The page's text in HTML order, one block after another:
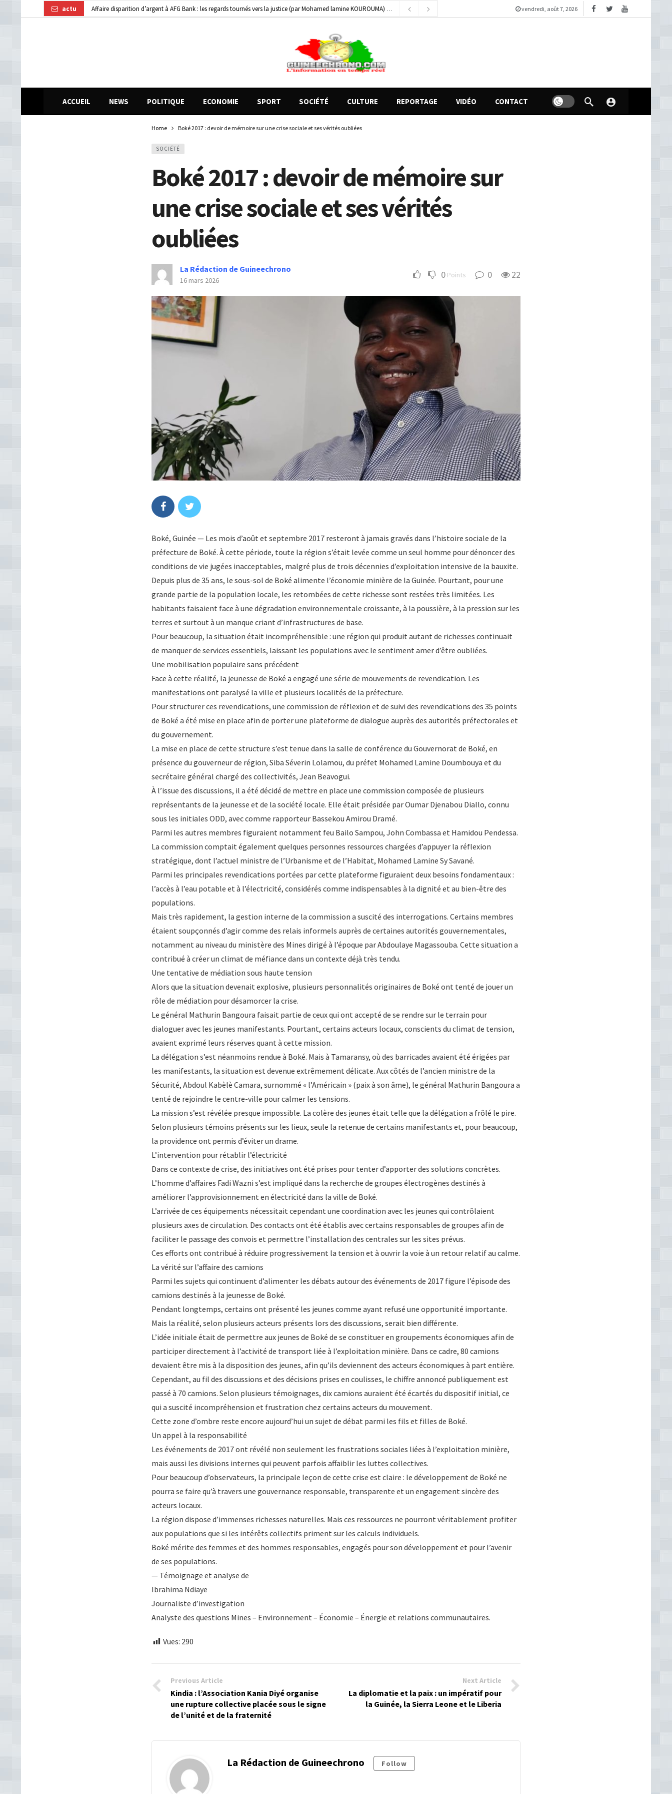
actu Affaire disparition d’argent à AFG Bank : les regards tournés vers la justice (par Mohamed lamine KOUROUMA)
4 heures ago
Kindia : huit personnes blessées dans une collision entre un véhicule léger et un camion
1 heure ago
vendredi, août 7, 2026
ACCUEIL NEWS POLITIQUE ECONOMIE SPORT SOCIÉTÉ CULTURE REPORTAGE VIDÉO CONTACT
Home Boké 2017 : devoir de mémoire sur une crise sociale et ses vérités oubliées
SOCIÉTÉ
Boké 2017 : devoir de mémoire sur
une crise sociale et ses vérités
oubliées
La Rédaction de Guineechrono
16 mars 2026 0 Points 0 22
Boké, Guinée — Les mois d’août et septembre 2017 resteront à jamais gravés dans l’histoire sociale de la
préfecture de Boké. À cette période, toute la région s’était levée comme un seul homme pour dénoncer des
conditions de vie jugées inacceptables, malgré plus de trois décennies d’exploitation intensive de la bauxite.
Depuis plus de 35 ans, le sous-sol de Boké alimente l’économie minière de la Guinée. Pourtant, pour une
grande partie de la population locale, les retombées de cette richesse sont restées très limitées. Les
habitants faisaient face à une dégradation environnementale croissante, à la poussière, à la pression sur les
terres et surtout à un manque criant d’infrastructures de base.
Pour beaucoup, la situation était incompréhensible : une région qui produit autant de richesses continuait
de manquer de services essentiels, laissant les populations avec le sentiment amer d’être oubliées.
Une mobilisation populaire sans précédent
Face à cette réalité, la jeunesse de Boké a engagé une série de mouvements de revendication. Les
manifestations ont paralysé la ville et plusieurs localités de la préfecture.
Pour structurer ces revendications, une commission de réflexion et de suivi des revendications des 35 points
de Boké a été mise en place afin de porter une plateforme de dialogue auprès des autorités préfectorales et
du gouvernement.
La mise en place de cette structure s’est tenue dans la salle de conférence du Gouvernorat de Boké, en
présence du gouverneur de région, Siba Séverin Lolamou, du préfet Mohamed Lamine Doumbouya et du
secrétaire général chargé des collectivités, Jean Beavogui.
À l’issue des discussions, il a été décidé de mettre en place une commission composée de plusieurs
représentants de la jeunesse et de la société locale. Elle était présidée par Oumar Djenabou Diallo, connu
sous les initiales ODD, avec comme rapporteur Bassekou Amirou Dramé.
Parmi les autres membres figuraient notamment feu Bailo Sampou, John Combassa et Hamidou Pendessa.
La commission comptait également quelques personnes ressources chargées d’appuyer la réflexion
stratégique, dont l’actuel ministre de l’Urbanisme et de l’Habitat, Mohamed Lamine Sy Savané.
Parmi les principales revendications portées par cette plateforme figuraient deux besoins fondamentaux :
l’accès à l’eau potable et à l’électricité, considérés comme indispensables à la dignité et au bien-être des
populations.
Mais très rapidement, la gestion interne de la commission a suscité des interrogations. Certains membres
étaient soupçonnés d’agir comme des relais informels auprès de certaines autorités gouvernementales,
notamment au niveau du ministère des Mines dirigé à l’époque par Abdoulaye Magassouba. Cette situation a
contribué à créer un climat de méfiance dans un contexte déjà très tendu.
Une tentative de médiation sous haute tension
Alors que la situation devenait explosive, plusieurs personnalités originaires de Boké ont tenté de jouer un
rôle de médiation pour désamorcer la crise.
Le général Mathurin Bangoura faisait partie de ceux qui ont accepté de se rendre sur le terrain pour
dialoguer avec les jeunes manifestants. Pourtant, certains acteurs locaux, conscients du climat de tension,
avaient exprimé leurs réserves quant à cette mission.
La délégation s’est néanmoins rendue à Boké. Mais à Tamaransy, où des barricades avaient été érigées par
les manifestants, la situation est devenue extrêmement délicate. Aux côtés de l’ancien ministre de la
Sécurité, Abdoul Kabèlè Camara, surnommé « l’Américain » (paix à son âme), le général Mathurin Bangoura a
tenté de rejoindre le centre-ville pour calmer les tensions.
La mission s’est révélée presque impossible. La colère des jeunes était telle que la délégation a frôlé le pire.
Selon plusieurs témoins présents sur les lieux, seule la retenue de certains manifestants et, pour beaucoup,
la providence ont permis d’éviter un drame.
L’intervention pour rétablir l’électricité
Dans ce contexte de crise, des initiatives ont été prises pour tenter d’apporter des solutions concrètes.
L’homme d’affaires Fadi Wazni s’est impliqué dans la recherche de groupes électrogènes destinés à
améliorer l’approvisionnement en électricité dans la ville de Boké.
L’arrivée de ces équipements nécessitait cependant une coordination avec les jeunes qui contrôlaient
plusieurs axes de circulation. Des contacts ont été établis avec certains responsables de groupes afin de
faciliter le passage des convois et permettre l’installation des centrales sur les sites prévus.
Ces efforts ont contribué à réduire progressivement la tension et à ouvrir la voie à un retour relatif au calme.
La vérité sur l’affaire des camions
Parmi les sujets qui continuent d’alimenter les débats autour des événements de 2017 figure l’épisode des
camions destinés à la jeunesse de Boké.
Pendant longtemps, certains ont présenté les jeunes comme ayant refusé une opportunité importante.
Mais la réalité, selon plusieurs acteurs présents lors des discussions, serait bien différente.
L’idée initiale était de permettre aux jeunes de Boké de se constituer en groupements économiques afin de
participer directement à l’activité de transport liée à l’exploitation minière. Dans ce cadre, 80 camions
devaient être mis à la disposition des jeunes, afin qu’ils deviennent des acteurs économiques à part entière.
Cependant, au fil des discussions et des décisions prises en coulisses, le chiffre annoncé publiquement est
passé à 70 camions. Selon plusieurs témoignages, dix camions auraient été écartés du dispositif initial, ce
qui a suscité incompréhension et frustration chez certains acteurs du mouvement.
Cette zone d’ombre reste encore aujourd’hui un sujet de débat parmi les fils et filles de Boké.
Un appel à la responsabilité
Les événements de 2017 ont révélé non seulement les frustrations sociales liées à l’exploitation minière,
mais aussi les divisions internes qui peuvent parfois affaiblir les luttes collectives.
Pour beaucoup d’observateurs, la principale leçon de cette crise est claire : le développement de Boké ne
pourra se faire qu’à travers une gouvernance responsable, transparente et un engagement sincère des
acteurs locaux.
La région dispose d’immenses richesses naturelles. Mais ces ressources ne pourront véritablement profiter
aux populations que si les intérêts collectifs priment sur les calculs individuels.
Boké mérite des femmes et des hommes responsables, engagés pour son développement et pour l’avenir
de ses populations.
— Témoignage et analyse de
Ibrahima Ndiaye
Journaliste d’investigation
Analyste des questions Mines – Environnement – Économie – Énergie et relations communautaires.
Vues: 290
Previous Article
Kindia : l’Association Kania Diyé organise
une rupture collective placée sous le signe
de l’unité et de la fraternité
Next Article
La diplomatie et la paix : un impératif pour
la Guinée, la Sierra Leone et le Liberia
La Rédaction de Guineechrono Follow